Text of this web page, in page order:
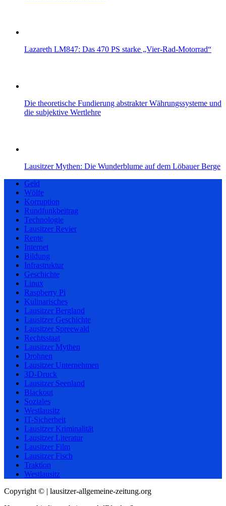
Lazareth LM847: Das 470 PS starke „Vier-Rad-Motorrad“
Die theoretische Fundierung abstrakter Währungssysteme und
die subjektive Wertlehre
Lausitzer Mythen: Die Wunderblume auf dem Löbauer Berge
Geld
Wölfe
Korruption
Rundfunkbeitrag
Technologie
Lausitzer Revier
Rente
Internet
Bildung
Infrastruktur
Geschichte
Linux
Raspberry Pi
Kulinarisches
Lausitzer Bergland
Lausitzer Geschichte
Lausitzer Spreewald
Rechtsstaat
Lausitzer Mythen
Drohnen
Lausitzer Unternehmen
3D-Druck
Lausitzer Seenland
Blackout
Soziales
Westlausitz
IT-Sicherheit
Lausitzer Kriminalität
Lausitzer Literatur
Lausitzer Film
Lausitzer Fisch
Traktion
Westlausitz
Copyright © | lausitzer-allgemeine-zeitung.org